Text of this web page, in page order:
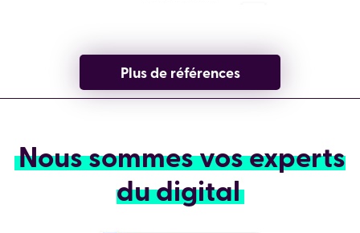
Plus de références
Nous sommes vos experts
du digital